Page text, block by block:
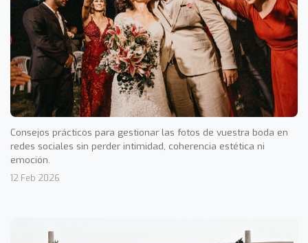
Consejos prácticos para gestionar las fotos de vuestra boda en
redes sociales sin perder intimidad, coherencia estética ni
emoción.
12 Feb 2026